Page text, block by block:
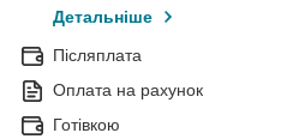
Детальніше
Післяплата
Оплата на рахунок
Готівкою